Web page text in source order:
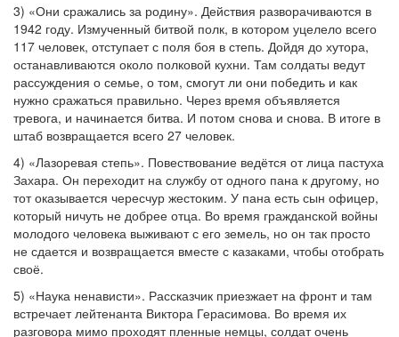
3) «Они сражались за родину». Действия разворачиваются в
1942 году. Измученный битвой полк, в котором уцелело всего
117 человек, отступает с поля боя в степь. Дойдя до хутора,
останавливаются около полковой кухни. Там солдаты ведут
рассуждения о семье, о том, смогут ли они победить и как
нужно сражаться правильно. Через время объявляется
тревога, и начинается битва. И потом снова и снова. В итоге в
штаб возвращается всего 27 человек.
4) «Лазоревая степь». Повествование ведётся от лица пастуха
Захара. Он переходит на службу от одного пана к другому, но
тот оказывается чересчур жестоким. У пана есть сын офицер,
который ничуть не добрее отца. Во время гражданской войны
молодого человека выживают с его земель, но он так просто
не сдается и возвращается вместе с казаками, чтобы отобрать
своё.
5) «Наука ненависти». Рассказчик приезжает на фронт и там
встречает лейтенанта Виктора Герасимова. Во время их
разговора мимо проходят пленные немцы, солдат очень